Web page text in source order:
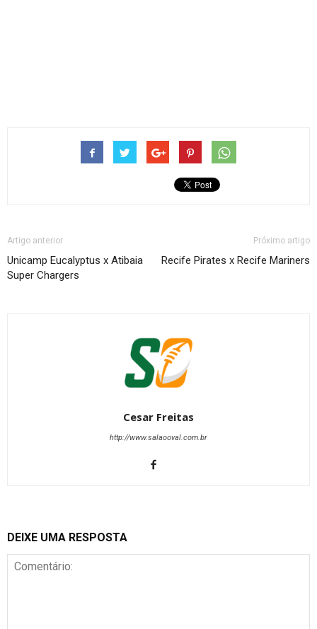
Artigo anterior
Unicamp Eucalyptus x Atibaia
Super Chargers
Próximo artigo
Recife Pirates x Recife Mariners
Cesar Freitas
http://www.salaooval.com.br
DEIXE UMA RESPOSTA